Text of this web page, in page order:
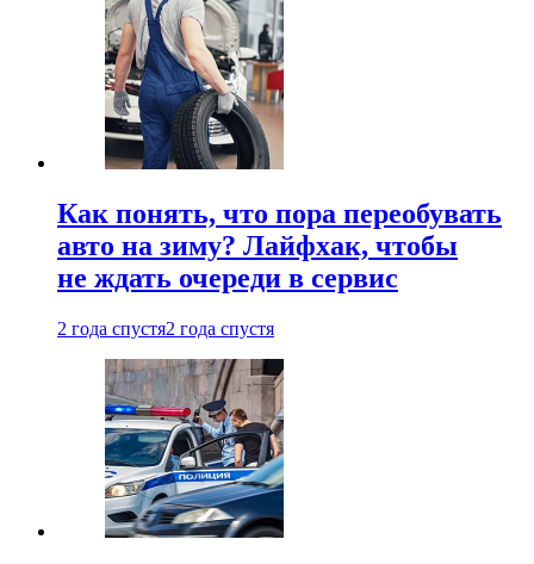
Как понять, что пора переобувать
авто на зиму? Лайфхак, чтобы
не ждать очереди в сервис
2 года спустя2 года спустя